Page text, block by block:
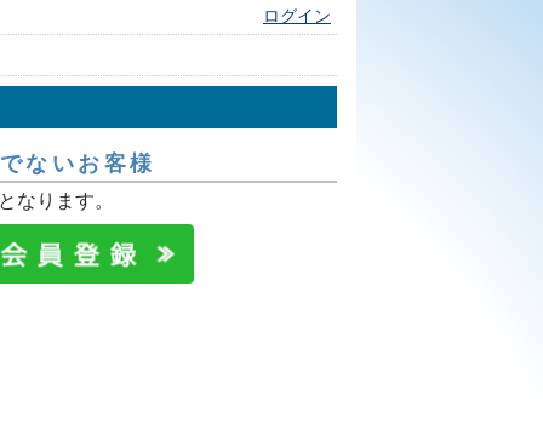
ログイン
ないお客様
なります。